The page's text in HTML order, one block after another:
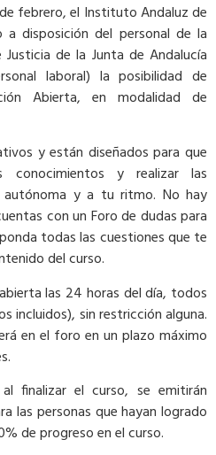
febrero, el Instituto Andaluz de
a disposición del personal de la
de la Junta de Andalucía
laboral) la posibilidad de
Abierta, en modalidad de
y están diseñados para que
conocimientos y realizar las
autónoma y a tu ritmo. No hay
con un Foro de dudas para
todas las cuestiones que te
del curso.
las 24 horas del día, todos
incluidos), sin restricción alguna.
en el foro en un plazo máximo
finalizar el curso, se emitirán
las personas que hayan logrado
de progreso en el curso.